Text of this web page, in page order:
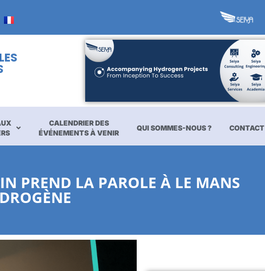
CALENDRIER DES
ÉVÉNEMENTS À VENIR
QUI SOMMES-NOUS ? CONTACT
PREND LA PAROLE À LE MANS